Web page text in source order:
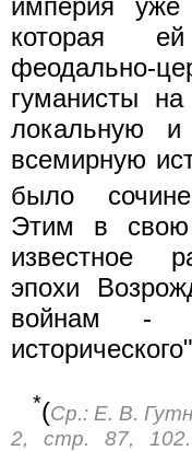
империя
которая
гуманисты
локальную
всемирную
было
Этим в свою
известное
эпохи
войнам -
*(Ср.: Е. В.
2, стр. 87,